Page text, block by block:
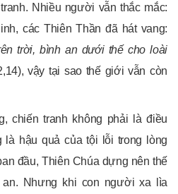
Nhiều người vẫn thắc mắc:
các Thiên Thần đã hát vang:
trời, bình an dưới thế cho loài
vậy tại sao thế giới vẫn còn
chiến tranh không phải là điều
là hậu quả của tội lỗi trong lòng
đầu, Thiên Chúa dựng nên thế
Nhưng khi con người xa lìa